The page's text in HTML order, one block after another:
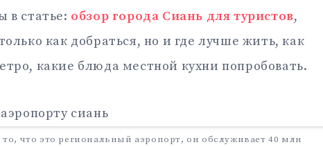
в статье: обзор города Сиань для туристов,
как добраться, но и где лучше жить, как
какие блюда местной кухни попробовать.
что это региональный аэропорт, он обслуживает 40 млн